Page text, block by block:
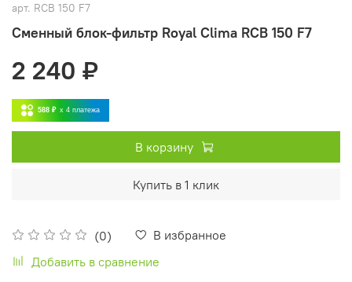
арт. RCB 150 F7
Сменный блок-фильтр Royal Clima RCB 150 F7
(0)
В избранное
Добавить в сравнение
2 240 ₽
588 ₽ x 4 платежа
В корзину
Купить в 1 клик